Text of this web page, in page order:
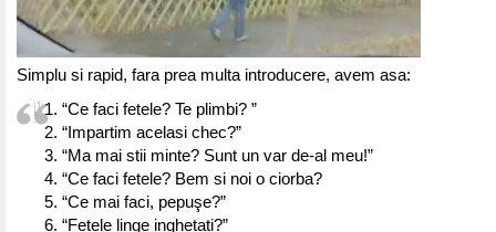
Simplu si rapid, fara prea multa introducere, avem asa:
1. “Ce faci fetele? Te plimbi? ”
2. “Impartim acelasi chec?”
3. “Ma mai stii minte? Sunt un var de-al meu!”
4. “Ce faci fetele? Bem si noi o ciorba?
5. “Ce mai faci, pepuşe?”
6. “Fetele linge inghetati?”